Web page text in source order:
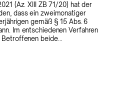
(Az. XIII ZB 71/20) hat der
dass ein zweimonatiger
gemäß § 15 Abs. 6
Im entschiedenen Verfahren
Betroffenen beide…